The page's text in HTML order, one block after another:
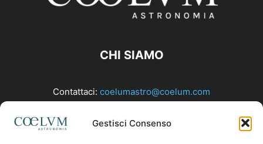
Gestisci Consenso
CHI SIAMO
Contattaci: coelumastro@coelum.com
SEGUICI